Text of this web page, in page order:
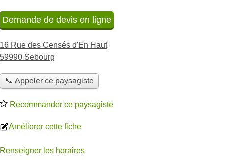
Demande de devis en ligne
16 Rue des Censés d'En Haut
59990 Sebourg
📞 Appeler ce paysagiste
Recommander ce paysagiste
Améliorer cette fiche
Renseigner les horaires